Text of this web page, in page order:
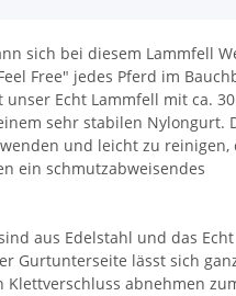
sich bei diesem Lammfell
Free" jedes Pferd im
unser Echt Lammfell mit ca.
sehr stabilen Nylongurt.
und leicht zu reinigen,
ein schmutzabweisendes
aus Edelstahl und das Echt
Gurtunterseite lässt sich
Klettverschluss abnehmen